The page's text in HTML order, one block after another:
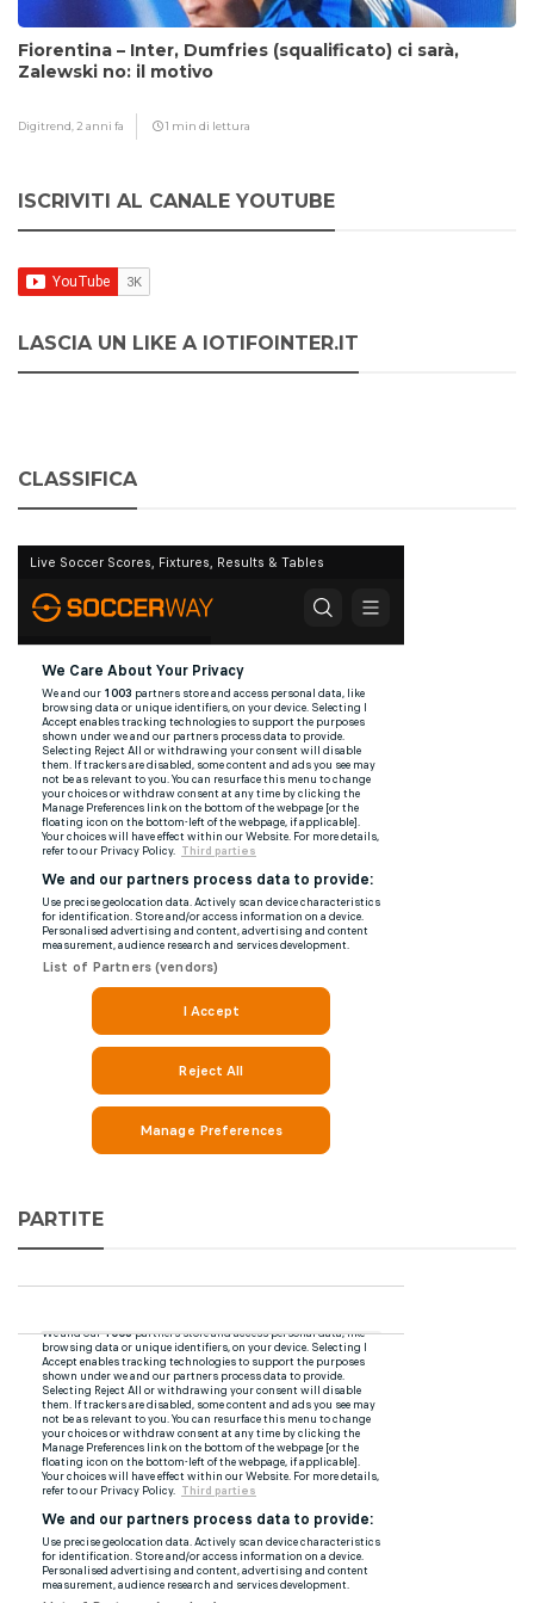
Fiorentina – Inter, Dumfries (squalificato) ci sarà,
Zalewski no: il motivo
Digitrend, 2 anni fa 1 min di lettura
ISCRIVITI AL CANALE YOUTUBE
LASCIA UN LIKE A IOTIFOINTER.IT
CLASSIFICA
PARTITE